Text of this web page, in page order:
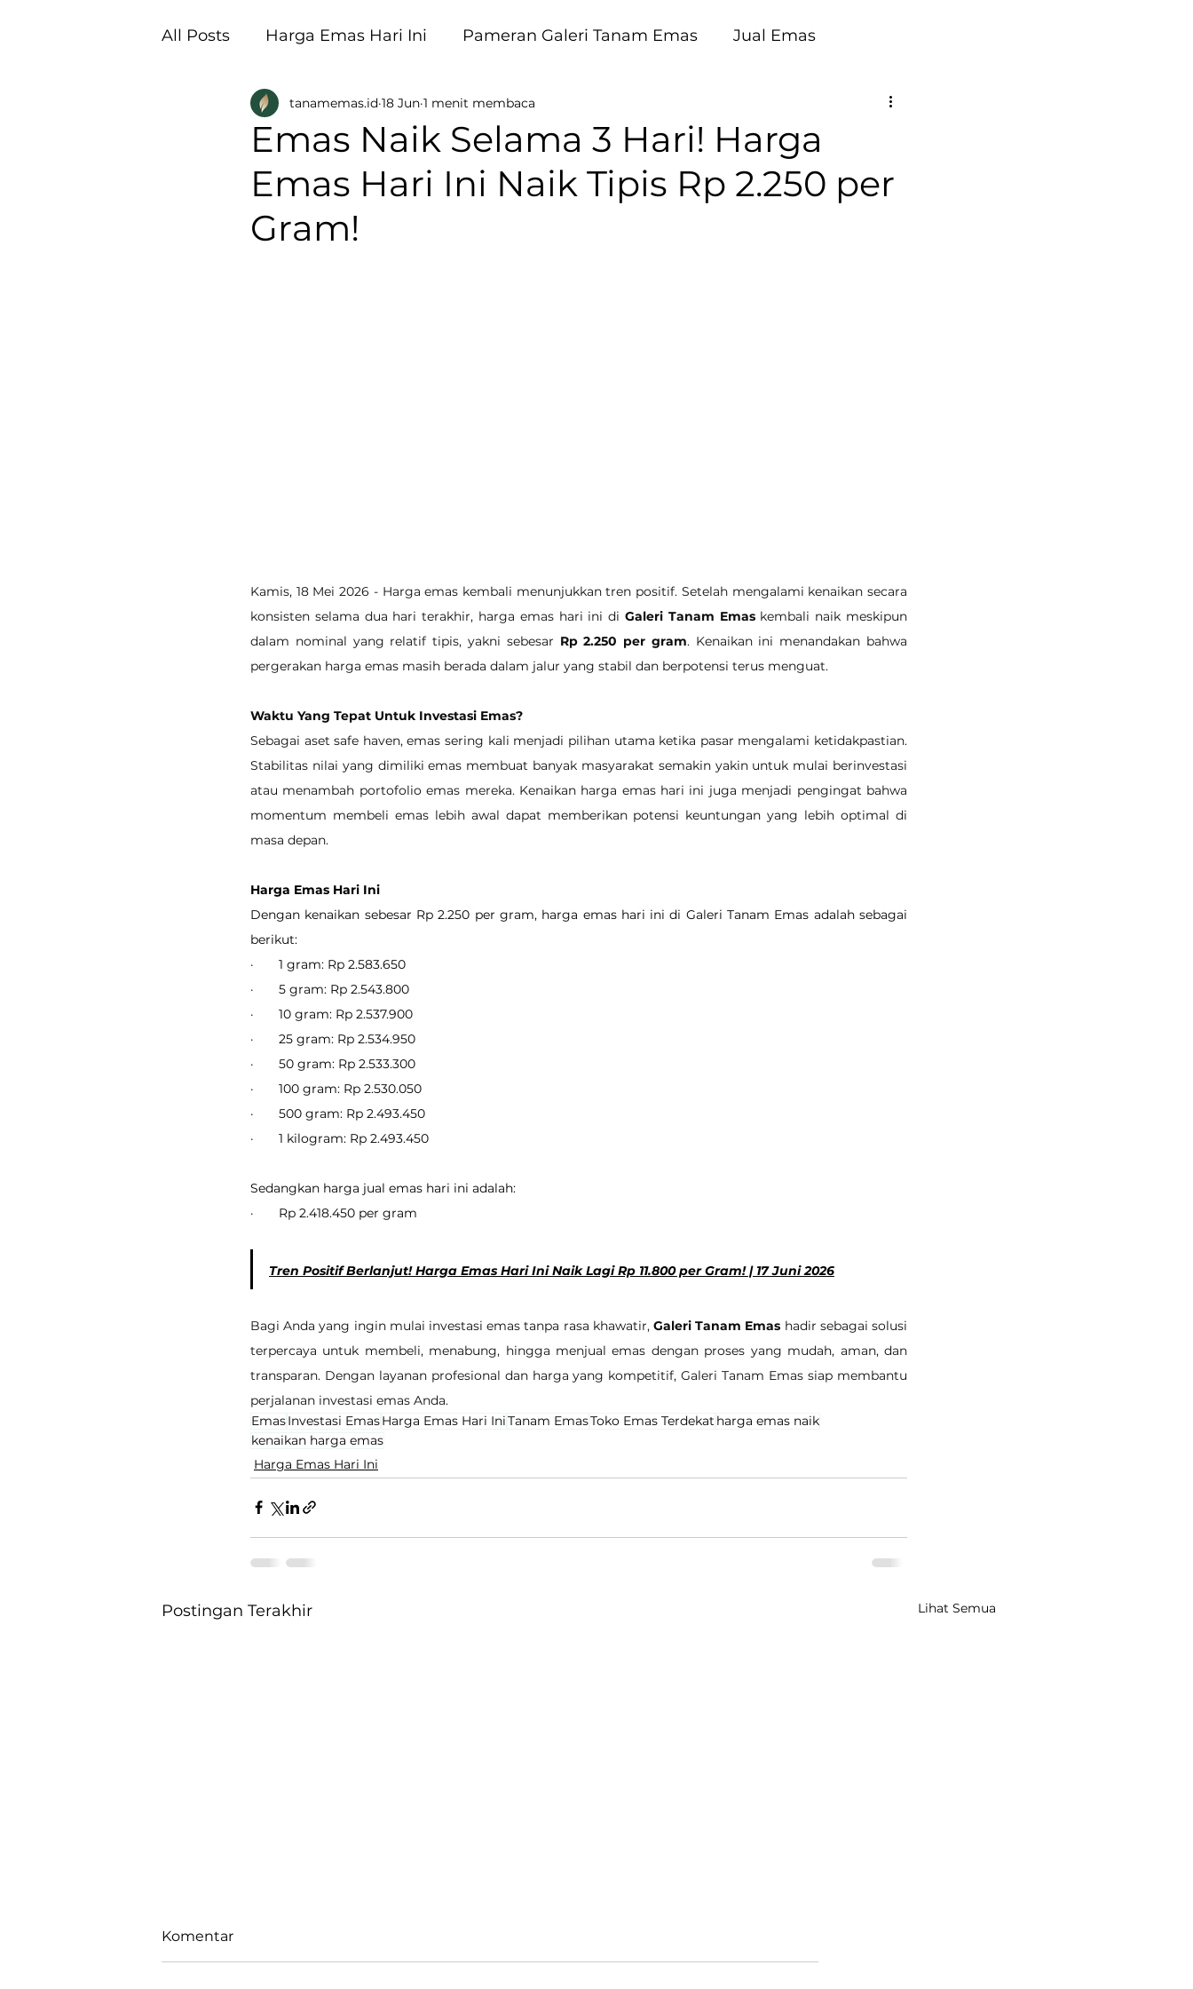
All Posts Harga Emas Hari Ini Pameran Galeri Tanam Emas Jual Emas
Pembukaan Galeri Tanam Emas
Emas Naik Selama 3 Hari! Harga
Emas Hari Ini Naik Tipis Rp 2.250 per
Gram!
tanamemas.id 18 Jun 1 menit membaca
Kamis, 18 Mei 2026 - Harga emas kembali menunjukkan tren positif. Setelah mengalami kenaikan secara
konsisten selama dua hari terakhir, harga emas hari ini di Galeri Tanam Emas kembali naik meskipun
dalam nominal yang relatif tipis, yakni sebesar Rp 2.250 per gram. Kenaikan ini menandakan bahwa
pergerakan harga emas masih berada dalam jalur yang stabil dan berpotensi terus menguat.
Waktu Yang Tepat Untuk Investasi Emas?
Sebagai aset safe haven, emas sering kali menjadi pilihan utama ketika pasar mengalami ketidakpastian.
Stabilitas nilai yang dimiliki emas membuat banyak masyarakat semakin yakin untuk mulai berinvestasi
atau menambah portofolio emas mereka. Kenaikan harga emas hari ini juga menjadi pengingat bahwa
momentum membeli emas lebih awal dapat memberikan potensi keuntungan yang lebih optimal di
masa depan.
Harga Emas Hari Ini
Dengan kenaikan sebesar Rp 2.250 per gram, harga emas hari ini di Galeri Tanam Emas adalah sebagai
berikut:
·       1 gram: Rp 2.583.650
·       5 gram: Rp 2.543.800
·       10 gram: Rp 2.537.900
·       25 gram: Rp 2.534.950
·       50 gram: Rp 2.533.300
·       100 gram: Rp 2.530.050
·       500 gram: Rp 2.493.450
·       1 kilogram: Rp 2.493.450
Sedangkan harga jual emas hari ini adalah:
·       Rp 2.418.450 per gram
Tren Positif Berlanjut! Harga Emas Hari Ini Naik Lagi Rp 11.800 per Gram! | 17 Juni 2026
Bagi Anda yang ingin mulai investasi emas tanpa rasa khawatir, Galeri Tanam Emas hadir sebagai solusi
terpercaya untuk membeli, menabung, hingga menjual emas dengan proses yang mudah, aman, dan
transparan. Dengan layanan profesional dan harga yang kompetitif, Galeri Tanam Emas siap membantu
perjalanan investasi emas Anda.
EmasInvestasi EmasHarga Emas Hari IniTanam EmasToko Emas Terdekat harga emas naik
kenaikan harga emas
Harga Emas Hari Ini
Postingan Terakhir Lihat Semua
Komentar